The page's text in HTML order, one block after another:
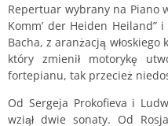
Repertuar wybrany na Piano
Komm’ der Heiden Heiland”
Bacha, z aranżacją
który zmienił motorykę
fortepianu, tak przecież
Od Sergeja Prokofieva i
wziął dwie sonaty. Od